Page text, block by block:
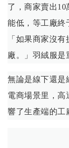
了，商家賣出
能低，等工廠終
「如果商家沒
廠。」羽絨服是
無論是線下還是
電商場景里，高
響了生產端的工